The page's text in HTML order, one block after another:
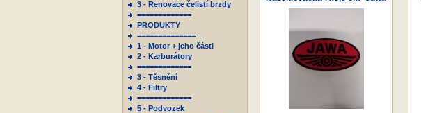
3 - Renovace čelistí brzdy
=============
PRODUKTY
==============
1 - Motor + jeho části
2 - Karburátory
=============
3 - Těsnění
4 - Filtry
=============
5 - Podvozek